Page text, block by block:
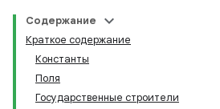
Содержание
Краткое содержание
Константы
Поля
Государственные строители